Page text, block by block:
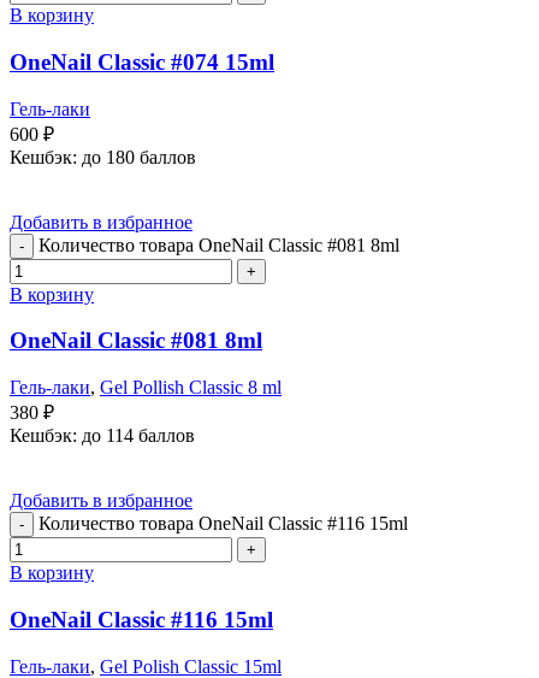
В корзину
OneNail Classic #074 15ml
Гель-лаки
600 ₽
Кешбэк: до 180 баллов
Добавить в избранное
Количество товара OneNail Classic #081 8ml
В корзину
OneNail Classic #081 8ml
Гель-лаки, Gel Pollish Classic 8 ml
380 ₽
Кешбэк: до 114 баллов
Добавить в избранное
Количество товара OneNail Classic #116 15ml
В корзину
OneNail Classic #116 15ml
Гель-лаки, Gel Polish Classic 15ml